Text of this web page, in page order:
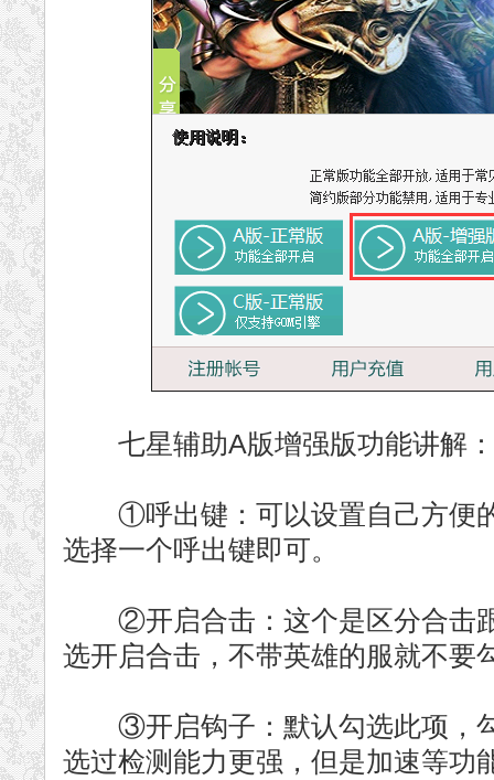
七星辅助A版增强版功能讲解：
①呼出键：可以设置自己方便的
选择一个呼出键即可。
②开启合击：这个是区分合击跟
选开启合击，不带英雄的服就不要
③开启钩子：默认勾选此项，勾
选过检测能力更强，但是加速等功